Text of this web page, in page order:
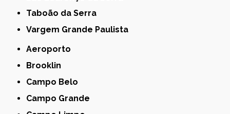
Taboão da Serra
Vargem Grande Paulista
Aeroporto
Brooklin
Campo Belo
Campo Grande